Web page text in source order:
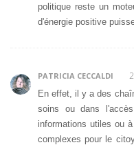
politique reste un
d'énergie positive
PATRICIA CECCALDI
En effet, il y a des
soins ou dans
informations utiles ou
complexes pour le